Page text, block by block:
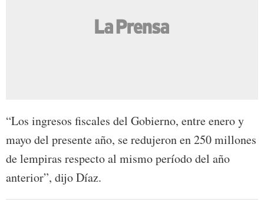
“Los ingresos fiscales del Gobierno, entre enero y
mayo del presente año, se redujeron en 250 millones
de lempiras respecto al mismo período del año
anterior”, dijo Díaz.